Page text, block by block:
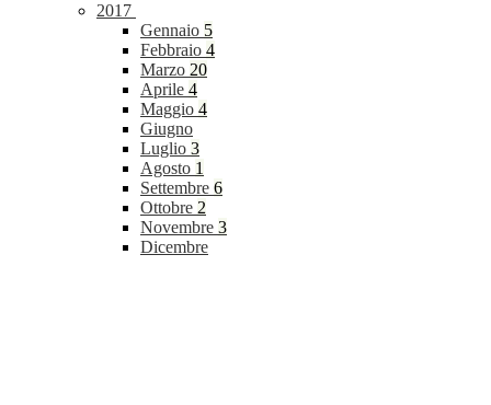
2017
Gennaio 5
Febbraio 4
Marzo 20
Aprile 4
Maggio 4
Giugno
Luglio 3
Agosto 1
Settembre 6
Ottobre 2
Novembre 3
Dicembre